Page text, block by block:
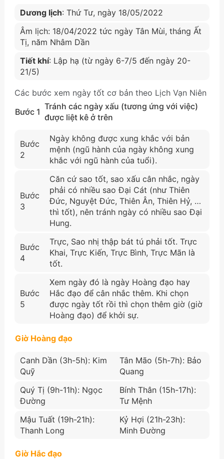
Dương lịch: Thứ Tư, ngày 18/05/2022
Âm lịch: 18/04/2022 tức ngày Tân Mùi, tháng Ất
Tị, năm Nhâm Dần
Tiết khí: Lập hạ (từ ngày 6-7/5 đến ngày 20-
21/5)
Các bước xem ngày tốt cơ bản theo Lịch Vạn Niên
Bước 1
Tránh các ngày xấu (tương ứng với việc)
được liệt kê ở trên
Bước
2
Ngày không được xung khắc với bản
mệnh (ngũ hành của ngày không xung
khắc với ngũ hành của tuổi).
Bước
3
Căn cứ sao tốt, sao xấu cân nhắc, ngày
phải có nhiều sao Đại Cát (như Thiên
Đức, Nguyệt Đức, Thiên Ân, Thiên Hỷ, …
thì tốt), nên tránh ngày có nhiều sao Đại
Hung.
Bước
4
Trực, Sao nhị thập bát tú phải tốt. Trực
Khai, Trực Kiến, Trực Bình, Trực Mãn là
tốt.
Bước
5
Xem ngày đó là ngày Hoàng đạo hay
Hắc đạo để cân nhắc thêm. Khi chọn
được ngày tốt rồi thì chọn thêm giờ (giờ
Hoàng đạo) để khởi sự.
Giờ Hoàng đạo
Canh Dần (3h-5h): Kim
Quỹ
Tân Mão (5h-7h): Bảo
Quang
Quý Tị (9h-11h): Ngọc
Đường
Bính Thân (15h-17h):
Tư Mệnh
Mậu Tuất (19h-21h):
Thanh Long
Kỷ Hợi (21h-23h):
Minh Đường
Giờ Hắc đạo